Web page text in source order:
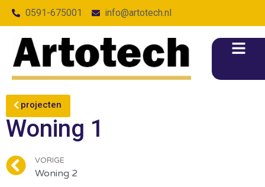
0591-675001 info@artotech.nl
projecten
Woning 1
VORIGE
Woning 2